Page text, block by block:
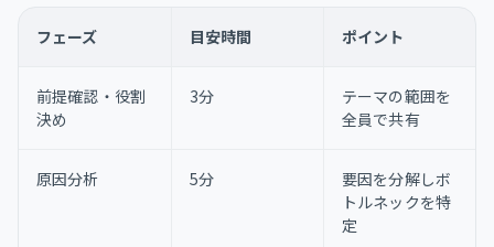
フェーズ 目安時間 ポイント
前提確認・役割
決め
3分
テーマの範囲を
全員で共有
原因分析 5分
要因を分解しボ
トルネックを特
定